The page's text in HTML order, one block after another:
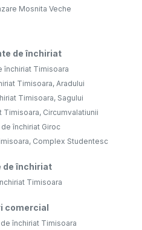
Mosnita Veche
de închiriat
închiriat Timisoara
Timisoara, Aradului
Timisoara, Sagului
Circumvalatiunii
închiriat Giroc
Complex Studentesc
de închiriat
Timisoara
comercial
închiriat Timisoara